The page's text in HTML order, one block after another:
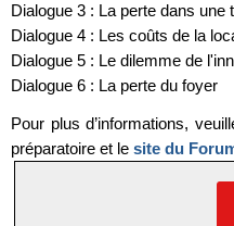
Dialogue 3 : La perte dans une
Dialogue 4 : Les coûts de la
Dialogue 5 : Le dilemme de
Dialogue 6 : La perte du foyer
Pour plus d’informations,
préparatoire et le site du